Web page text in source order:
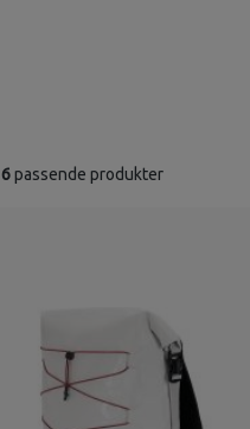
passende produkter